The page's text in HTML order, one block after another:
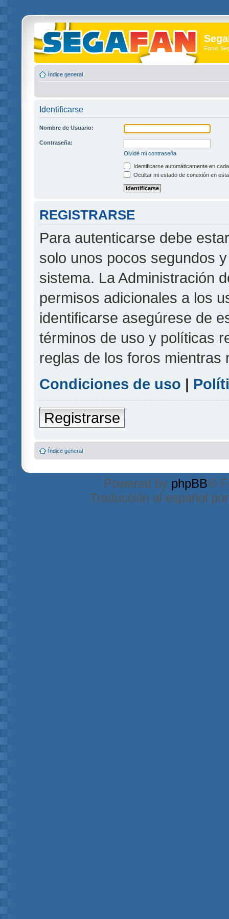
Foros
Índice general
Identificarse
Nombre de Usuario:
Contraseña:
Olvidé mi contraseña
Identificarse automáticamente en
Ocultar mi estado de conexión en
REGISTRARSE
Para autenticarse debe
solo unos pocos segundos
sistema. La Administración
permisos adicionales a los
identificarse asegúrese de
términos de uso y políticas
reglas de los foros mientras
Condiciones de uso |
Registrarse
Índice general
Powered by phpBB®
Traducción al español